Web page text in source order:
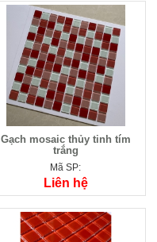
Gạch mosaic thủy tinh tím
trắng
Mã SP:
Liên hệ